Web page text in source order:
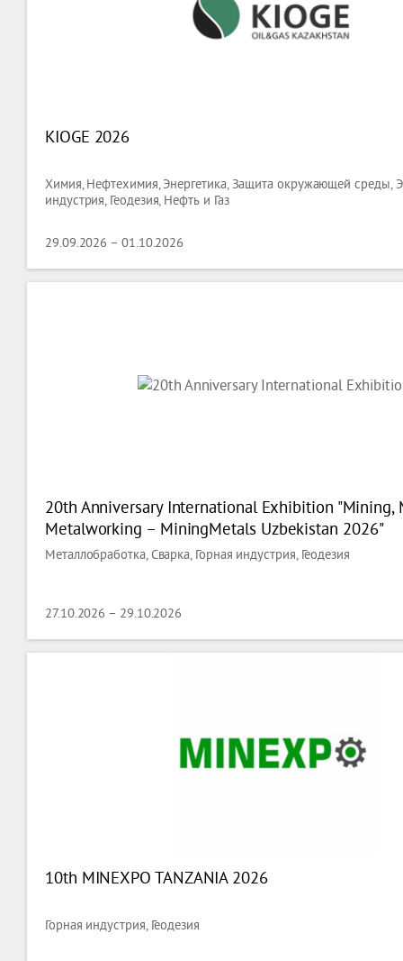
KIOGE 2026
Химия, Нефтехимия, Энергетика, Защита окружающей среды,
индустрия, Геодезия, Нефть и Газ
29.09.2026 – 01.10.2026
20th Anniversary International Exhibition "Mining,
Metalworking – MiningMetals Uzbekistan 2026"
Металлобработка, Сварка, Горная индустрия, Геодезия
27.10.2026 – 29.10.2026
10th MINEXPO TANZANIA 2026
Горная индустрия, Геодезия